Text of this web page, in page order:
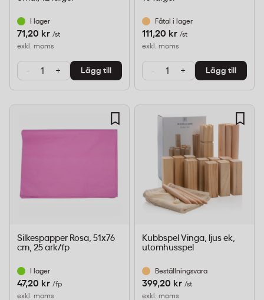
I lager
71,20 kr /st
exkl. moms
- + Lägg till
Fåtal i lager
111,20 kr /st
exkl. moms
- + Lägg till
Silkespapper Rosa, 51x76
cm, 25 ark/fp
I lager
47,20 kr /fp
exkl. moms
Kubbspel Vinga, ljus ek,
utomhusspel
Beställningsvara
399,20 kr /st
exkl. moms